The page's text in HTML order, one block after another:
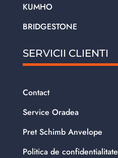
KUMHO
BRIDGESTONE
SERVICII CLIENTI
Contact
Service Oradea
Pret Schimb Anvelope
Politica de confidentialitate